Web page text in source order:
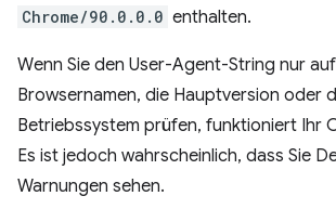
Chrome/90.0.0.0 enthalten.
Wenn Sie den User-Agent-String nur
Browsernamen, die Hauptversion oder
Betriebssystem prüfen, funktioniert Ihr
Es ist jedoch wahrscheinlich, dass Sie
Warnungen sehen.